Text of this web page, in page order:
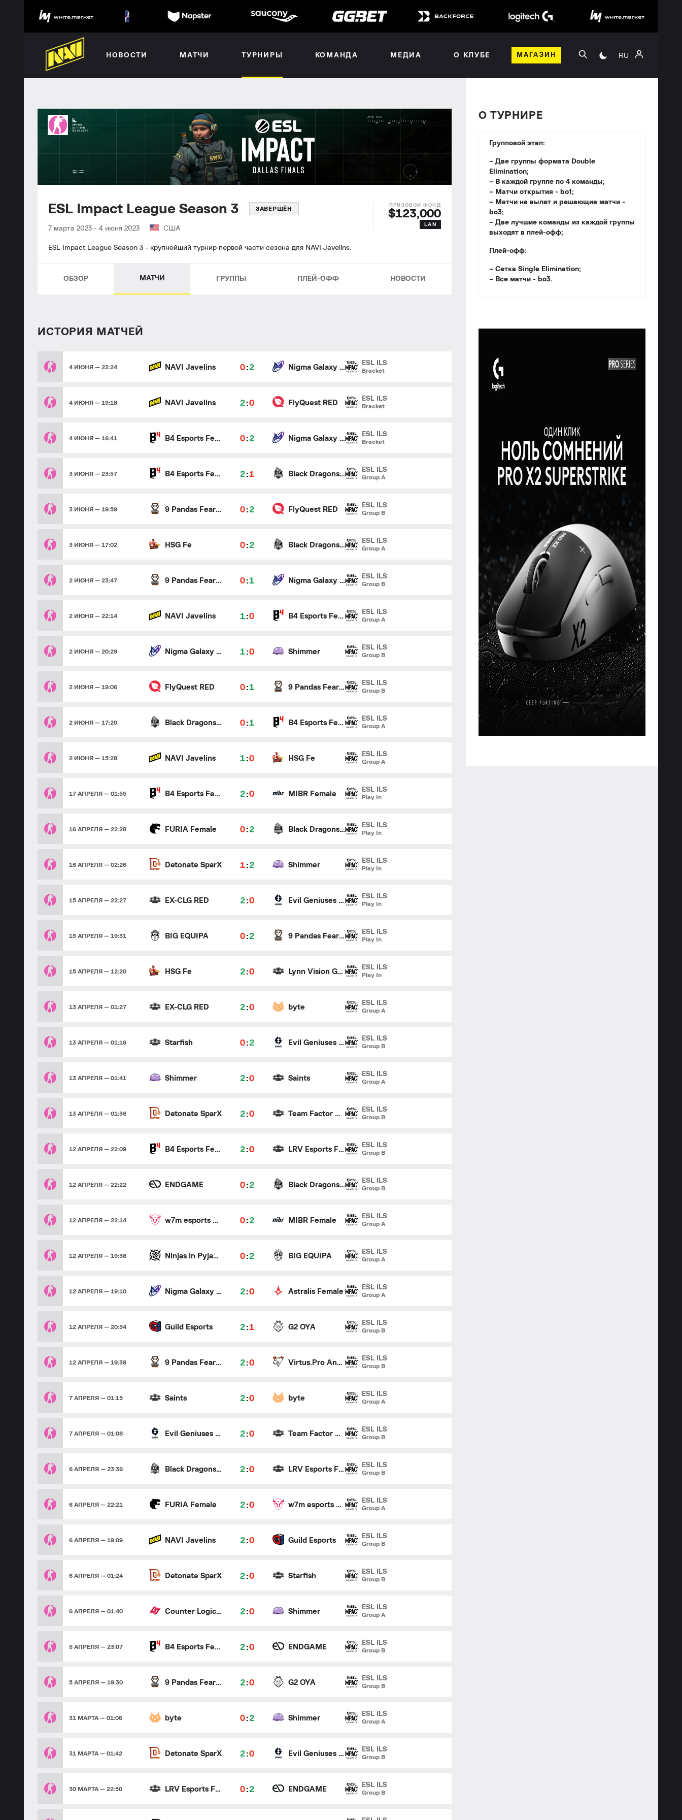
НОВОСТИ МАТЧИ ТУРНИРЫ КОМАНДА МЕДИА О КЛУБЕ МАГАЗИН RU
ESL Impact League Season 3 ЗАВЕРШЁН
7 марта 2023 - 4 июня 2023 США
$123,000
LAN
ESL Impact League Season 3 - крупнейший турнир первой части сезона для NAVI Javelins.
ОБЗОР МАТЧИ ГРУППЫ ПЛЕЙ-ОФФ НОВОСТИ
ИСТОРИЯ МАТЧЕЙ
4 ИЮНЯ — 22:24 NAVI Javelins 0:2 Nigma Galaxy Female
ESL ILS
Bracket
4 ИЮНЯ — 19:18 NAVI Javelins 2:0 FlyQuest RED
ESL ILS
Bracket
4 ИЮНЯ — 16:41 B4 Esports Female 0:2 Nigma Galaxy Female
ESL ILS
Bracket
3 ИЮНЯ — 23:57 B4 Esports Female 2:1 Black Dragons Female
ESL ILS
Group A
3 ИЮНЯ — 19:59 9 Pandas Fearless 0:2 FlyQuest RED
ESL ILS
Group B
3 ИЮНЯ — 17:02 HSG Fe 0:2 Black Dragons Female
ESL ILS
Group A
2 ИЮНЯ — 23:47 9 Pandas Fearless 0:1 Nigma Galaxy Female
ESL ILS
Group B
2 ИЮНЯ — 22:14 NAVI Javelins 1:0 B4 Esports Female
ESL ILS
Group A
2 ИЮНЯ — 20:29 Nigma Galaxy Female 1:0 Shimmer
ESL ILS
Group B
2 ИЮНЯ — 19:06 FlyQuest RED 0:1 9 Pandas Fearless
ESL ILS
Group B
2 ИЮНЯ — 17:20 Black Dragons Female 0:1 B4 Esports Female
ESL ILS
Group A
2 ИЮНЯ — 15:28 NAVI Javelins 1:0 HSG Fe
ESL ILS
Group A
17 АПРЕЛЯ — 01:55 B4 Esports Female 2:0 MIBR Female
ESL ILS
Play In
16 АПРЕЛЯ — 22:28 FURIA Female 0:2 Black Dragons Female
ESL ILS
Play In
16 АПРЕЛЯ — 02:26 Detonate SparX 1:2 Shimmer
ESL ILS
Play In
15 АПРЕЛЯ — 22:27 EX-CLG RED 2:0 Evil Geniuses Gold
ESL ILS
Play In
15 АПРЕЛЯ — 19:31 BIG EQUIPA 0:2 9 Pandas Fearless
ESL ILS
Play In
15 АПРЕЛЯ — 12:20 HSG Fe 2:0 Lynn Vision Gaming Female
ESL ILS
Play In
13 АПРЕЛЯ — 01:27 EX-CLG RED 2:0 byte
ESL ILS
Group A
13 АПРЕЛЯ — 01:16 Starfish 0:2 Evil Geniuses Gold
ESL ILS
Group B
13 АПРЕЛЯ — 01:41 Shimmer 2:0 Saints
ESL ILS
Group A
13 АПРЕЛЯ — 01:36 Detonate SparX 2:0 Team Factor Ruby
ESL ILS
Group B
12 АПРЕЛЯ — 22:09 B4 Esports Female 2:0 LRV Esports Female
ESL ILS
Group B
12 АПРЕЛЯ — 22:22 ENDGAME 0:2 Black Dragons Female
ESL ILS
Group B
12 АПРЕЛЯ — 22:14 w7m esports Female 0:2 MIBR Female
ESL ILS
Group A
12 АПРЕЛЯ — 19:38 Ninjas in Pyjamas fe 0:2 BIG EQUIPA
ESL ILS
Group A
12 АПРЕЛЯ — 19:10 Nigma Galaxy Female 2:0 Astralis Female
ESL ILS
Group A
12 АПРЕЛЯ — 20:54 Guild Esports 2:1 G2 OYA
ESL ILS
Group B
12 АПРЕЛЯ — 19:38 9 Pandas Fearless 2:0 Virtus.Pro Angels
ESL ILS
Group B
7 АПРЕЛЯ — 01:15 Saints 2:0 byte
ESL ILS
Group A
7 АПРЕЛЯ — 01:08 Evil Geniuses Gold 2:0 Team Factor Ruby
ESL ILS
Group B
6 АПРЕЛЯ — 23:36 Black Dragons Female 2:0 LRV Esports Female
ESL ILS
Group B
6 АПРЕЛЯ — 22:21 FURIA Female 2:0 w7m esports Female
ESL ILS
Group A
6 АПРЕЛЯ — 19:09 NAVI Javelins 2:0 Guild Esports
ESL ILS
Group B
6 АПРЕЛЯ — 01:24 Detonate SparX 2:0 Starfish
ESL ILS
Group B
6 АПРЕЛЯ — 01:40 Counter Logic Gaming Red 2:0 Shimmer
ESL ILS
Group A
5 АПРЕЛЯ — 23:07 B4 Esports Female 2:0 ENDGAME
ESL ILS
Group B
5 АПРЕЛЯ — 19:30 9 Pandas Fearless 2:0 G2 OYA
ESL ILS
Group B
31 МАРТА — 01:06 byte 0:2 Shimmer
ESL ILS
Group A
31 МАРТА — 01:42 Detonate SparX 2:0 Evil Geniuses Gold
ESL ILS
Group B
30 МАРТА — 22:50 LRV Esports Female 0:2 ENDGAME
ESL ILS
Group B
О ТУРНИРЕ
Групповой этап:
– Две группы формата Double
Elimination;
– В каждой группе по 4 команды;
– Матчи открытия - bо1;
– Матчи на вылет и решающие матчи -
bo3;
– Две лучшие команды из каждой группы
выходят в плей-офф;
Плей-офф:
– Cетка Single Elimination;
– Все матчи - bo3.